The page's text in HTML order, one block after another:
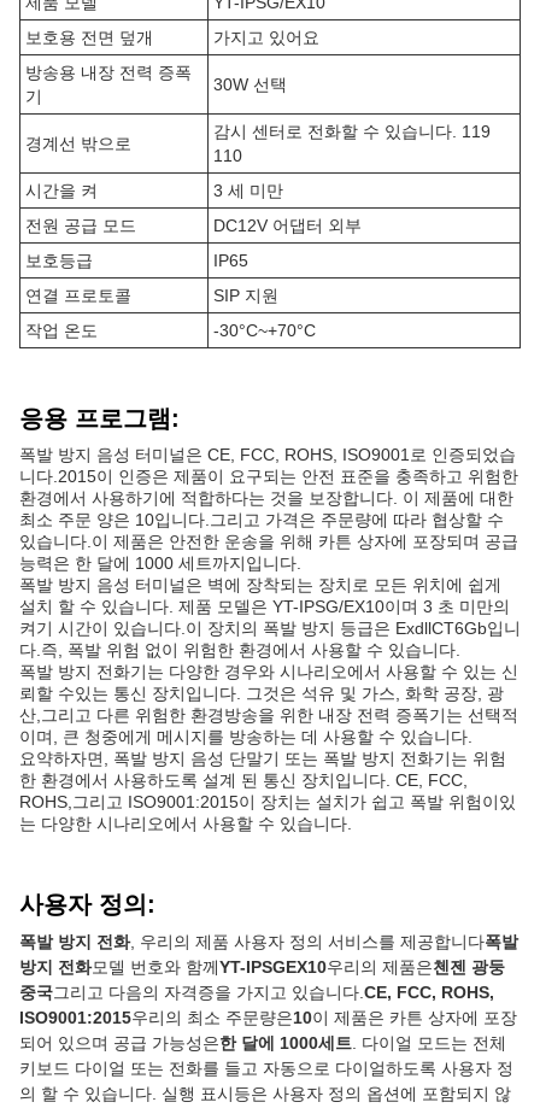
보호용 전면 덮개
가지고 있어요
방송용 내장 전력 증폭
기
30W 선택
경계선 밖으로
감시 센터로 전화할 수 있습니다. 119
110
시간을 켜
3 세 미만
전원 공급 모드
DC12V 어댑터 외부
보호등급
IP65
연결 프로토콜
SIP 지원
작업 온도
-30°C~+70°C
응용 프로그램:
폭발 방지 음성 터미널은 CE, FCC, ROHS, ISO9001로 인증되었습
니다.2015이 인증은 제품이 요구되는 안전 표준을 충족하고 위험한
환경에서 사용하기에 적합하다는 것을 보장합니다. 이 제품에 대한
최소 주문 양은 10입니다.그리고 가격은 주문량에 따라 협상할 수
있습니다.이 제품은 안전한 운송을 위해 카튼 상자에 포장되며 공급
능력은 한 달에 1000 세트까지입니다.
폭발 방지 음성 터미널은 벽에 장착되는 장치로 모든 위치에 쉽게
설치 할 수 있습니다. 제품 모델은 YT-IPSG/EX10이며 3 초 미만의
켜기 시간이 있습니다.이 장치의 폭발 방지 등급은 ExdllCT6Gb입니
다.즉, 폭발 위험 없이 위험한 환경에서 사용할 수 있습니다.
폭발 방지 전화기는 다양한 경우와 시나리오에서 사용할 수 있는 신
뢰할 수있는 통신 장치입니다. 그것은 석유 및 가스, 화학 공장, 광
산,그리고 다른 위험한 환경방송을 위한 내장 전력 증폭기는 선택적
이며, 큰 청중에게 메시지를 방송하는 데 사용할 수 있습니다.
요약하자면, 폭발 방지 음성 단말기 또는 폭발 방지 전화기는 위험
한 환경에서 사용하도록 설계 된 통신 장치입니다. CE, FCC,
ROHS,그리고 ISO9001:2015이 장치는 설치가 쉽고 폭발 위험이있
는 다양한 시나리오에서 사용할 수 있습니다.
사용자 정의:
폭발 방지 전화, 우리의 제품 사용자 정의 서비스를 제공합니다폭발
방지 전화모델 번호와 함께YT-IPSGEX10우리의 제품은첸젠 광둥
중국그리고 다음의 자격증을 가지고 있습니다. CE, FCC, ROHS,
ISO9001:2015우리의 최소 주문량은10이 제품은 카튼 상자에 포장
되어 있으며 공급 가능성은한 달에 1000세트 . 다이얼 모드는 전체
키보드 다이얼 또는 전화를 들고 자동으로 다이얼하도록 사용자 정
의 할 수 있습니다. 실행 표시등은 사용자 정의 옵션에 포함되지 않